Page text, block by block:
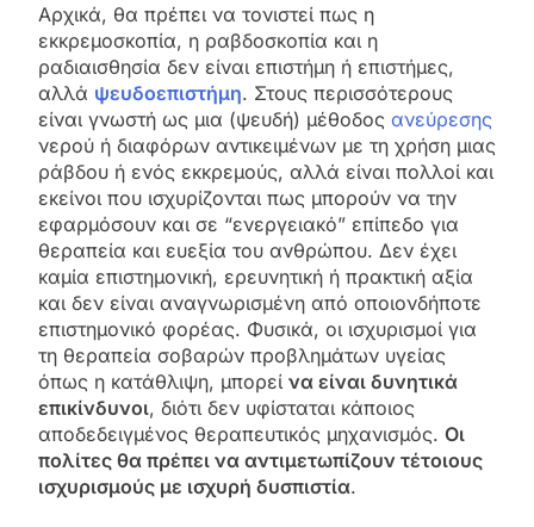
Αρχικά, θα πρέπει να τονιστεί πως η
εκκρεμοσκοπία, η ραβδοσκοπία και η
ραδιαισθησία δεν είναι επιστήμη ή επιστήμες,
αλλά ψευδοεπιστήμη. Στους περισσότερους
είναι γνωστή ως μια (ψευδή) μέθοδος ανεύρεσης
νερού ή διαφόρων αντικειμένων με τη χρήση μιας
ράβδου ή ενός εκκρεμούς, αλλά είναι πολλοί και
εκείνοι που ισχυρίζονται πως μπορούν να την
εφαρμόσουν και σε “ενεργειακό” επίπεδο για
θεραπεία και ευεξία του ανθρώπου. Δεν έχει
καμία επιστημονική, ερευνητική ή πρακτική αξία
και δεν είναι αναγνωρισμένη από οποιονδήποτε
επιστημονικό φορέας. Φυσικά, οι ισχυρισμοί για
τη θεραπεία σοβαρών προβλημάτων υγείας
όπως η κατάθλιψη, μπορεί να είναι δυνητικά
επικίνδυνοι, διότι δεν υφίσταται κάποιος
αποδεδειγμένος θεραπευτικός μηχανισμός. Οι
πολίτες θα πρέπει να αντιμετωπίζουν τέτοιους
ισχυρισμούς με ισχυρή δυσπιστία.